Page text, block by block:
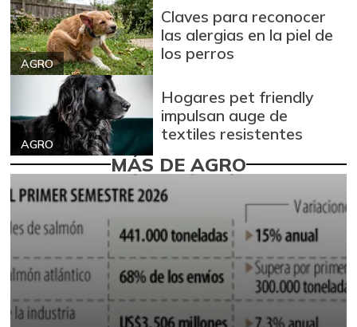
AGRO
Claves para reconocer
las alergias en la piel de
los perros
AGRO
Hogares pet friendly
impulsan auge de
textiles resistentes
MÁS DE AGRO